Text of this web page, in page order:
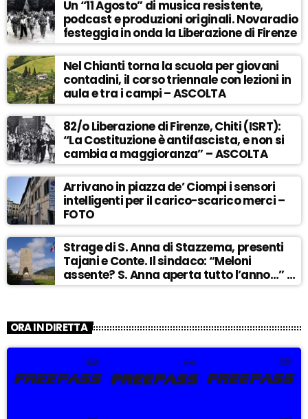
Un “11 Agosto” di musica resistente,
podcast e produzioni originali. Novaradio
festeggia in onda la Liberazione di Firenze
Nel Chianti torna la scuola per giovani
contadini, il corso triennale con lezioni in
aula e tra i campi – ASCOLTA
82/o Liberazione di Firenze, Chiti (ISRT):
“La Costituzione è antifascista, e non si
cambia a maggioranza” – ASCOLTA
Arrivano in piazza de’ Ciompi i sensori
intelligenti per il carico-scarico merci –
FOTO
Strage di S. Anna di Stazzema, presenti
Tajani e Conte. Il sindaco: “Meloni
assente? S. Anna aperta tutto l’anno…” –
ASCOLTA
ORA IN DIRETTA